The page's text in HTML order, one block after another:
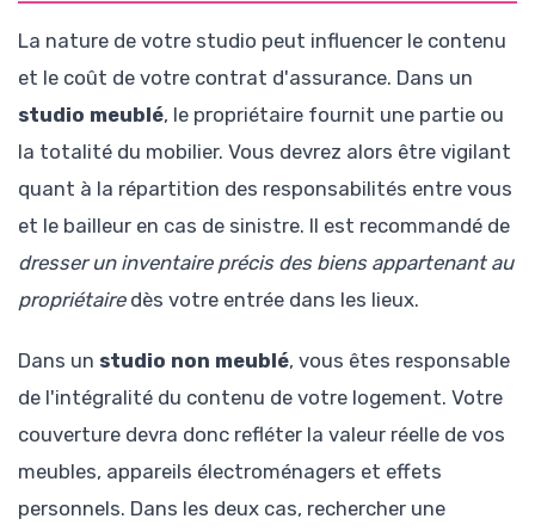
La nature de votre studio peut influencer le contenu
et le coût de votre contrat d'assurance. Dans un
studio meublé, le propriétaire fournit une partie ou
la totalité du mobilier. Vous devrez alors être vigilant
quant à la répartition des responsabilités entre vous
et le bailleur en cas de sinistre. Il est recommandé de
dresser un inventaire précis des biens appartenant au
propriétairedès votre entrée dans les lieux.
Dans un studio non meublé, vous êtes responsable
de l'intégralité du contenu de votre logement. Votre
couverture devra donc refléter la valeur réelle de vos
meubles, appareils électroménagers et effets
personnels. Dans les deux cas, rechercher une